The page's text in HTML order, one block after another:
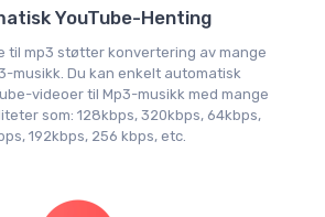
YouTube-Henting
til mp3 støtter konvertering av mange
musikk. Du kan enkelt automatisk
videoer til Mp3-musikk med mange
som: 128kbps, 320kbps, 64kbps,
192kbps, 256 kbps, etc.